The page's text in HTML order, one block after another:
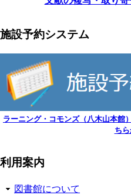
施設予約システム
ラーニング・コモンズ（八木山本館
ち
利用案内
図書館について